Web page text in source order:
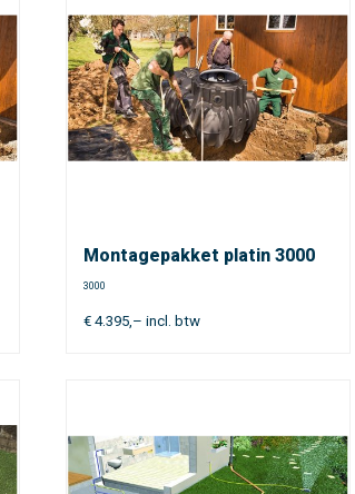
Montagepakket platin 3000
3000
€4.395,– incl. btw